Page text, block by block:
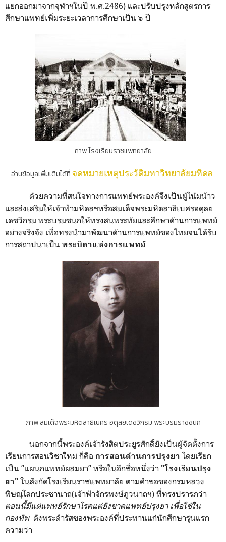
แยกออกมาจากจุฬาฯในปี พ.ศ.2486) และปรับปรุงหลักสูตรการ
ศึกษาแพทย์เพิ่มระยะเวลาการศึกษาเป็น ๖ ปี
ภาพ โรงเรียนราชแพทยาลัย
อ่านข้อมูลเพิ่มเติมได้ที่จดหมายเหตุประวัติมหาวิทยาลัยมหิดล
ด้วยความที่สนใจทางการแพทย์พระองค์จึงเป็นผู้โน้มน้าว
และส่งเสริมให้เจ้าฟ้ามหิดลฯหรือสมเด็จพระมหิตลาธิเบศรอดุลย
เดชวิกรม พระบรมชนกให้ทรงสนพระทัยและศึกษาด้านการแพทย์
อย่างจริงจัง เพื่อทรงนำมาพัฒนาด้านการแพทย์ของไทยจนได้รับ
การสถาปนาเป็น พระบิดาแห่งการแพทย์
ภาพ สมเด็จพระมหิตลาธิเบศร อดุลยเดชวิกรม พระบรมราชชนก
นอกจากนี้พระองค์เจ้ารังสิตประยูรศักดิ์ยังเป็นผู้จัดตั้งการ
เรียนการสอนวิชาใหม่ ก็คือ การสอนด้านการปรุงยา โดยเรียก
เป็น ”แผนกแพทย์ผสมยา” หรือในอีกชื่อหนึ่งว่า "โรงเรียนปรุง
ยา" ในสังกัดโรงเรียนราชแพทยาลัย ตามคำขอของกรมหลวง
พิษณุโลกประชานาถ(เจ้าฟ้าจักรพงษ์ภูวนาถฯ) ที่ทรงปรารภว่า
ตอนนี้มีแต่แพทย์รักษาโรคแต่ยังขาดแพทย์ปรุงยา เพื่อใช้ใน
กองทัพดังพระดำรัสของพระองค์ที่ประทานแก่นักศึกษารุ่นแรก
ความว่า